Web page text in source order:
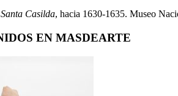
Santa Casilda, hacia 1630-1635. Museo
EN MASDEARTE